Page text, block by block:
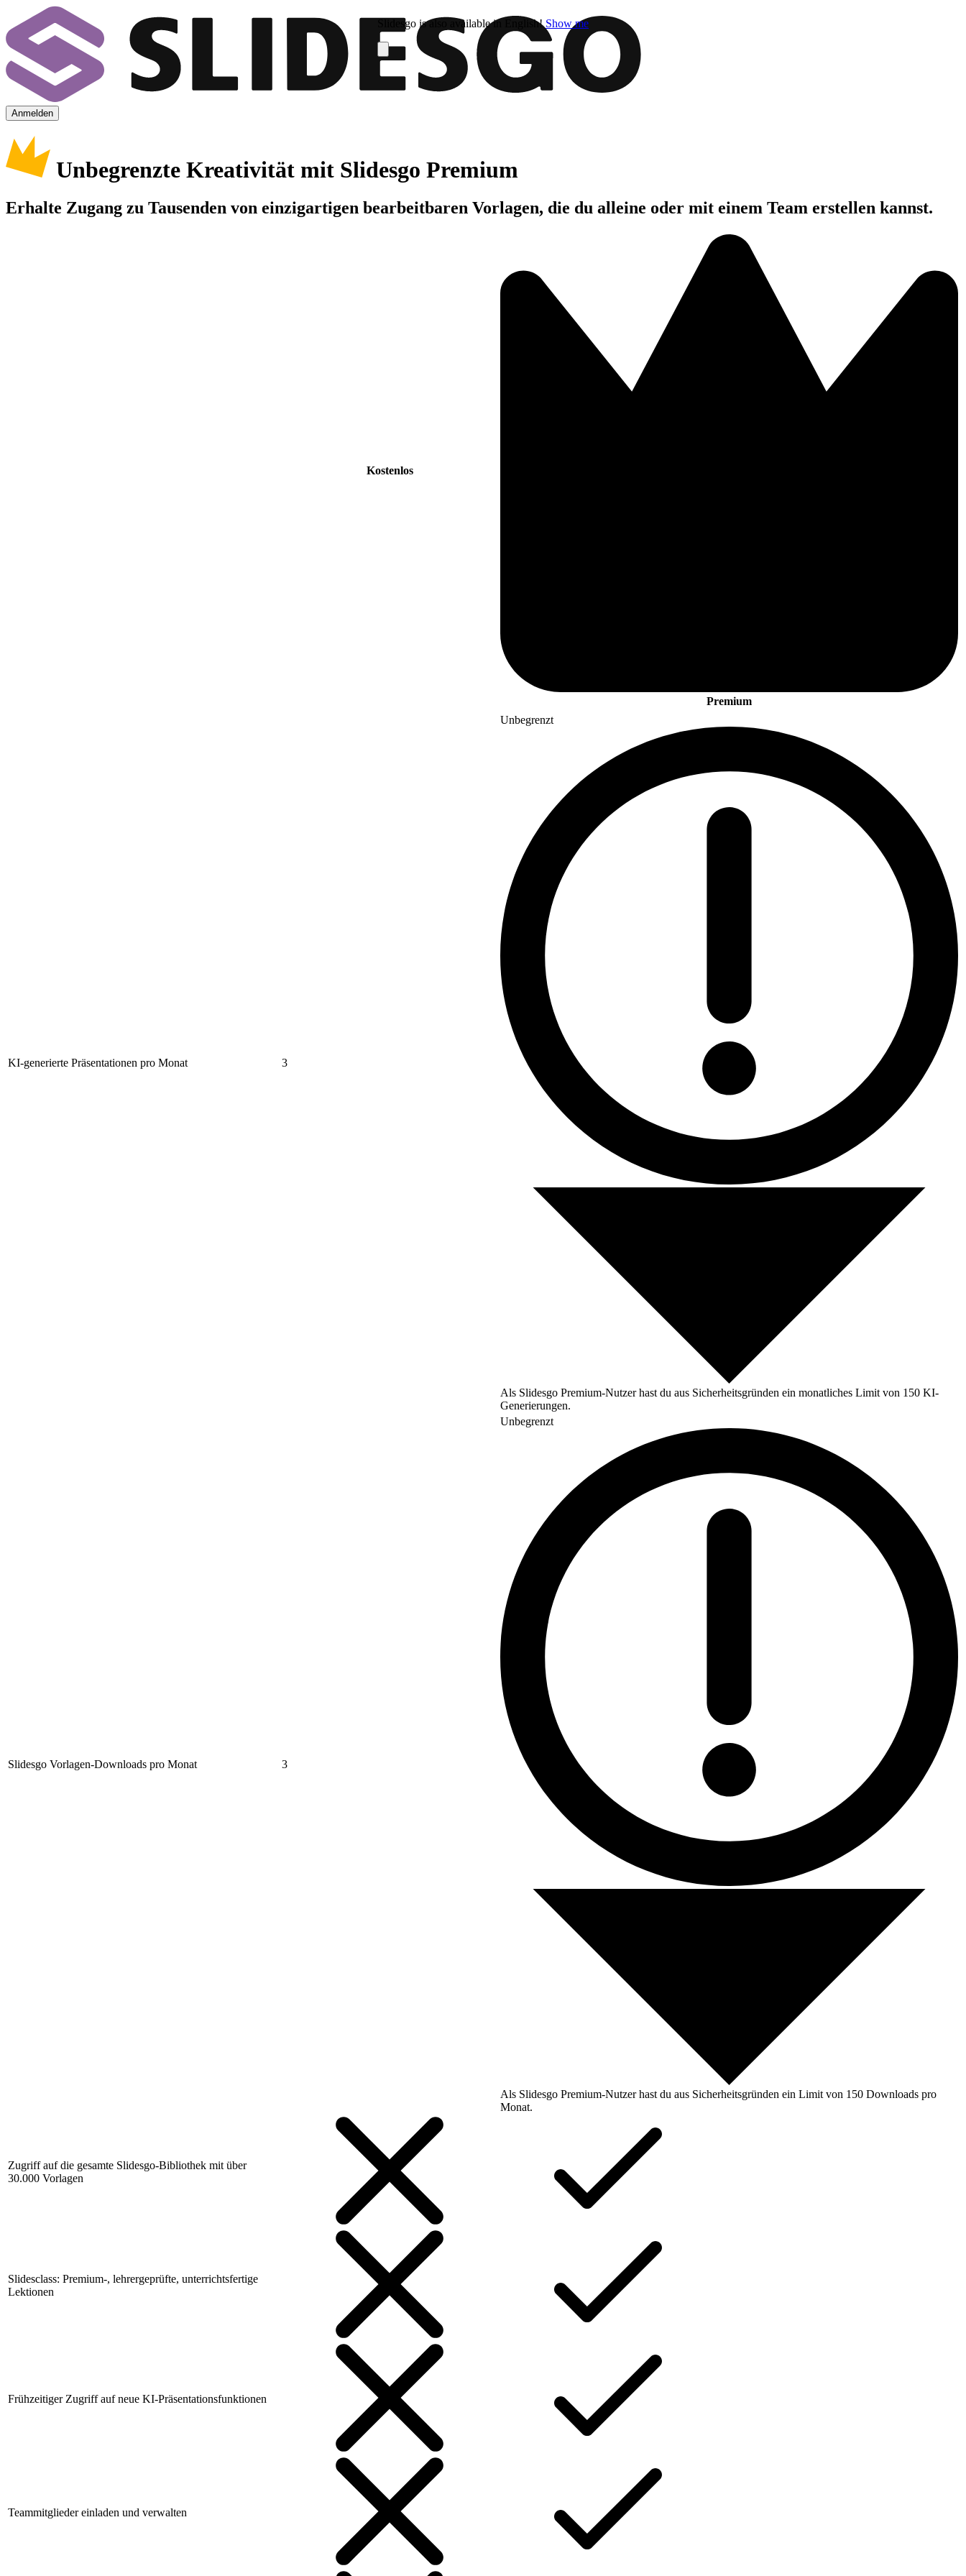
Slidesgo is also available in English! Show me
Anmelden
Unbegrenzte Kreativität mit Slidesgo Premium
Erhalte Zugang zu Tausenden von einzigartigen bearbeitbaren Vorlagen, die du alleine oder mit einem Team erstellen kannst.
Kostenlos
Premium
KI-generierte Präsentationen pro Monat 3
Unbegrenzt
Als Slidesgo Premium-Nutzer hast du aus Sicherheitsgründen ein monatliches Limit von 150 KI-
Generierungen.
Slidesgo Vorlagen-Downloads pro Monat 3
Unbegrenzt
Als Slidesgo Premium-Nutzer hast du aus Sicherheitsgründen ein Limit von 150 Downloads pro
Monat.
Zugriff auf die gesamte Slidesgo-Bibliothek mit über
30.000 Vorlagen
Slidesclass: Premium-, lehrergeprüfte, unterrichtsfertige
Lektionen
Frühzeitiger Zugriff auf neue KI-Präsentationsfunktionen
Teammitglieder einladen und verwalten